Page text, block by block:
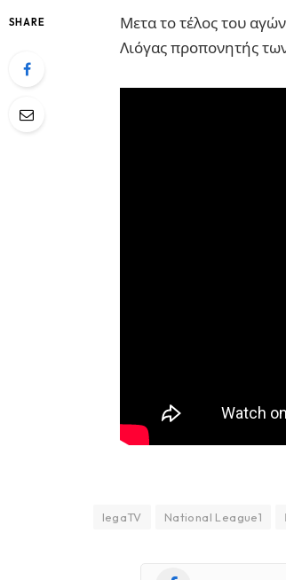
SHARE
Μετα το τέλος του
Λιόγας προπονητής
legaTV National League1